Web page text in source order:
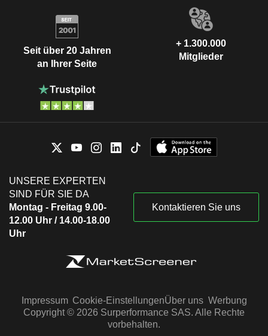
Seit über 20 Jahren
an Ihrer Seite
+ 1.300.000
Mitglieder
UNSERE EXPERTEN
SIND FÜR SIE DA
Montag - Freitag 9.00-
12.00 Uhr / 14.00-18.00
Uhr
Kontaktieren Sie uns
Impressum Cookie-EinstellungenÜber uns Werbung
Copyright © 2026 Surperformance SAS. Alle Rechte
vorbehalten.